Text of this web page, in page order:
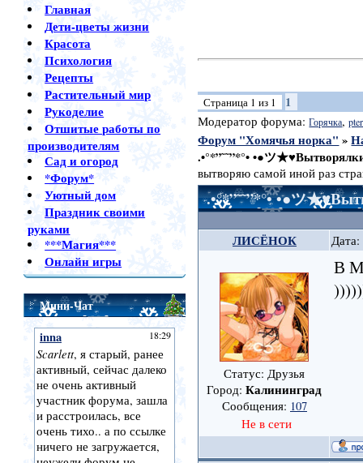
Главная
Дети-цветы жизни
Красота
Психология
Рецепты
Растительный мир
Рукоделие
Отшитые работы по
производителям
Сад и огород
*Форум*
Уютный дом
Праздник своими
руками
***Магия***
Онлайн игры
Мини-Чат
Страница 1 из 1 1
Модератор форума:Горячка,
Форум "Хомячья норка" »
.•°*”˜˜”*°• •●ツ
вытворяю самой иной раз
.•°*”˜˜”*°• •●ツ
ЛИСЁНОК Дата:
Статус: Друзья
Город:Калининград
Сообщения: 107
Не в сети
В